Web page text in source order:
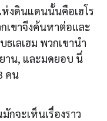
ห่งดินแดนนั้นคือเฮโร
กเขาจึงค้นหาต่อและ
เลเฮม พวกเขานำ
าน, และมดยอบ นี่
คน
กจะเห็นเรื่องราว